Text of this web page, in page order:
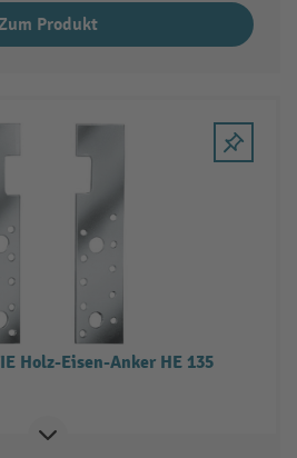
Zum Produkt
Holz-Eisen-Anker HE 135